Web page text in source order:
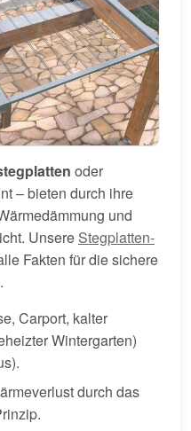
oder
– bieten durch ihre
und
Unsere Stegplatten-
Fakten für die sichere
Carport, kalter
Wintergarten)
durch das